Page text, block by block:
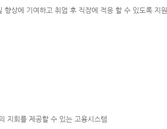
상에 기여하고 취업 후 직장에 적응 할 수 있도록 지원
지회를 제공할 수 있는 고용시스템